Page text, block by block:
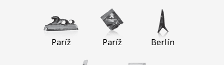
Paríž Paríž Berlín